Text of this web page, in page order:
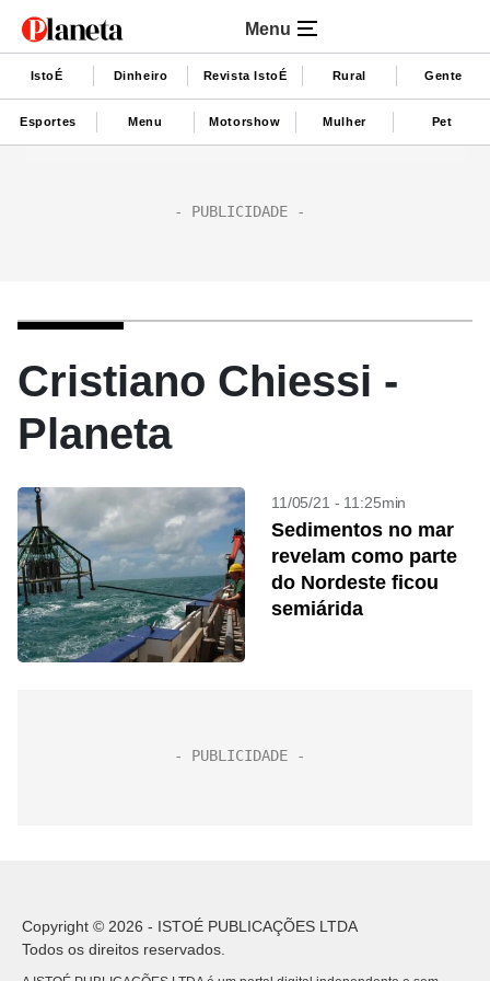
Menu
IstoÉ Dinheiro Revista IstoÉ Rural Gente
Esportes Menu Motorshow Mulher Pet
Cristiano Chiessi -
Planeta
11/05/21 - 11:25min
Sedimentos no mar
revelam como parte
do Nordeste ficou
semiárida
Copyright © 2026 - ISTOÉ PUBLICAÇÕES LTDA
Todos os direitos reservados.